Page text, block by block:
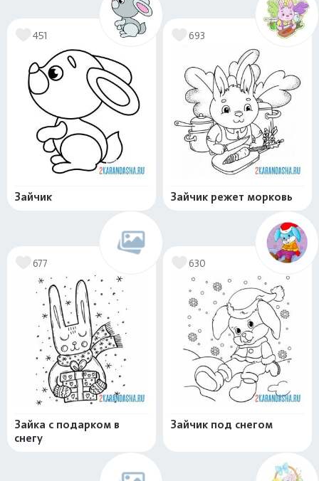
451
Зайчик
693
Зайчик режет морковь
677
Зайка с подарком в
снегу
630
Зайчик под снегом